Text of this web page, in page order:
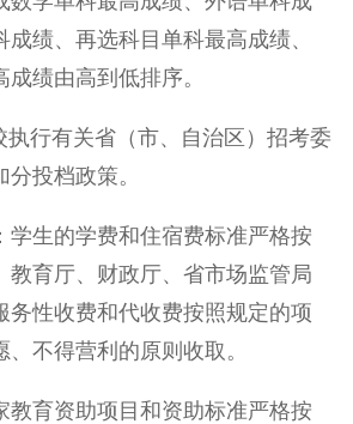
绩、再选科目单科最高成绩、
绩由高到低排序。
行有关省（市、自治区）招考委
投档政策。
学生的学费和住宿费标准严格按
教育厅、财政厅、省市场监管局
务性收费和代收费按照规定的项
不得营利的原则收取。
教育资助项目和资助标准严格按